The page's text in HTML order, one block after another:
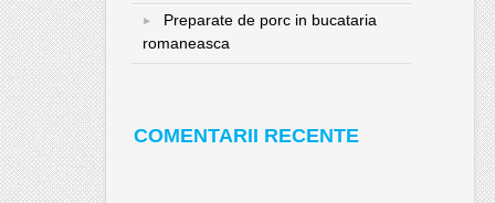
Preparate de porc in bucataria
romaneasca
COMENTARII RECENTE